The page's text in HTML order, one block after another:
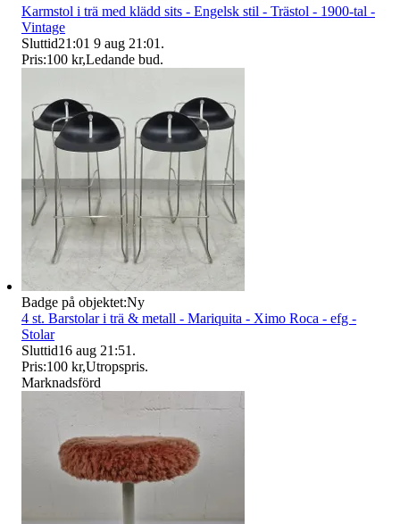
Karmstol i trä med klädd sits - Engelsk stil - Trästol - 1900-tal -
Vintage
Sluttid21:01 9 aug 21:01 .
Pris:100 kr,Ledande bud.
Badge på objektet:Ny
4 st. Barstolar i trä & metall - Mariquita - Ximo Roca - efg -
Stolar
Sluttid16 aug 21:51 .
Pris:100 kr,Utropspris.
Marknadsförd